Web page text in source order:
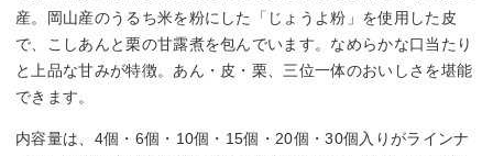
産。岡山産のうるち米を粉にした「じょうよ粉」を使用した皮
で、こしあんと栗の甘露煮を包んでいます。なめらかな口当たり
と上品な甘みが特徴。あん・皮・栗、三位一体のおいしさを堪能
できます。
内容量は、4個・6個・10個・15個・20個・30個入りがラインナ